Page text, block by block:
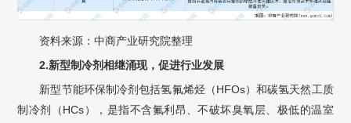
资料来源：中商产业研究院整理
2.新型制冷剂相继涌现，促进行业发展
新型节能环保制冷剂包括氢氟烯烃（HFOs）和碳氢天然工质
制冷剂（HCs），是指不含氟利昂、不破坏臭氧层、极低的温室